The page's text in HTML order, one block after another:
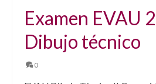
Examen EVAU
Dibujo técnico
0